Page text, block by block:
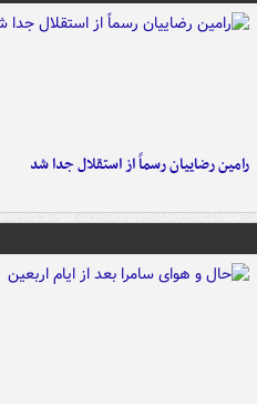
رامین رضاییان رسماً از استقلال جدا شد